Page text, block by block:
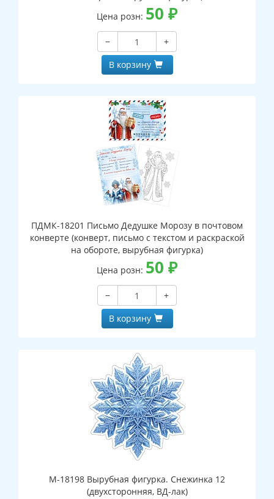
Цена розн: 50 ₽
−
+
В корзину
ПДМК-18201 Письмо Дедушке Морозу в почтовом
конверте (конверт, письмо с текстом и раскраской
на обороте, вырубная фигурка)
Цена розн: 50 ₽
−
+
В корзину
М-18198 Вырубная фигурка. Снежинка 12
(двухсторонняя, ВД-лак)